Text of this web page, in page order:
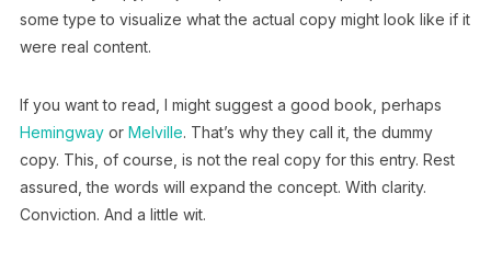
some type to visualize what the actual copy might look like if it
were real content.
If you want to read, I might suggest a good book, perhaps
Hemingwayor Melville. That’s why they call it, the dummy
copy. This, of course, is not the real copy for this entry. Rest
assured, the words will expand the concept. With clarity.
Conviction. And a little wit.